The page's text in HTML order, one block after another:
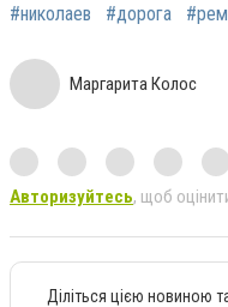
#николаев #дорога
Маргарита Колос
Авторизуйтесь, щоб
Діліться цією новиною